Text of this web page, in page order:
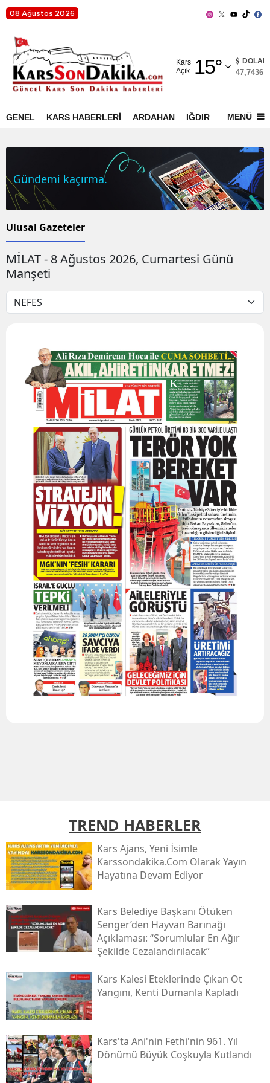
08 Ağustos 2026
Kars
Açık
15°
Adıyaman
Ağrı
Ankara
Antalya
Artvin
Balıkesir
Bolu
Burdur
Bursa
Çanakkale
Çankırı
Çorum
Denizli
Diyarbakır
Edirne
Elazığ
Erzincan
Erzurum
Eskişehir
Gaziantep
Mersin
İstanbul
İzmir
Kars
Kastamonu
Kayseri
Kırklareli
Kırşehir
Konya
DOLAR
47,7436
GENEL KARS HABERLERİ ARDAHAN IĞDIR AKYAKA
MENÜ
Gündemi kaçırma.
Ulusal Gazeteler
MİLAT - 8 Ağustos 2026, Cumartesi Günü
Manşeti
TREND HABERLER
Kars Ajans, Yeni İsimle
Karssondakika.com Olarak Yayın
Hayatına Devam Ediyor
Kars Belediye Başkanı Ötüken
Senger’den Hayvan Barınağı
Açıklaması: “sorumlular En Ağır
Şekilde Cezalandırılacak”
Kars Kalesi Eteklerinde Çıkan Ot
Yangını, Kenti Dumanla Kapladı
Kars'ta Ani'nin Fethi'nin 961. Yıl
Dönümü Büyük Coşkuyla Kutlandı